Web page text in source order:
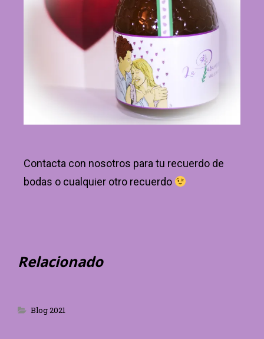
Contacta con nosotros para tu recuerdo de
bodas o cualquier otro recuerdo
Relacionado
Blog 2021